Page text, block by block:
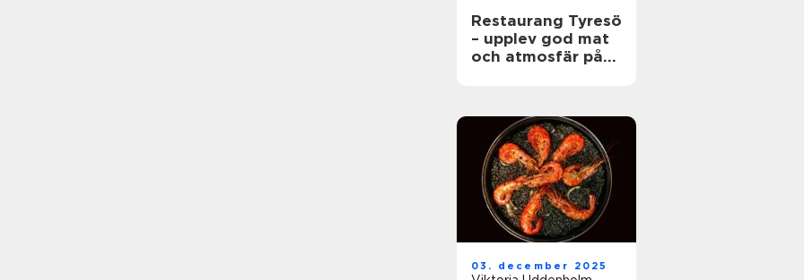
Restaurang Tyresö
– upplev god mat
och atmosfär på
03. december 2025